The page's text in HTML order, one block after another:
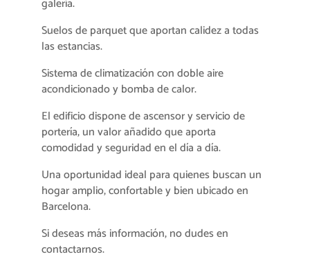
galería.
Suelos de parquet que aportan calidez a todas
las estancias.
Sistema de climatización con doble aire
acondicionado y bomba de calor.
El edificio dispone de ascensor y servicio de
portería, un valor añadido que aporta
comodidad y seguridad en el día a día.
Una oportunidad ideal para quienes buscan un
hogar amplio, confortable y bien ubicado en
Barcelona.
Si deseas más información, no dudes en
contactarnos.